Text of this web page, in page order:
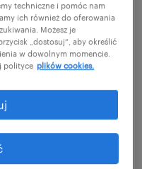
zawodową z MAN
będziesz mieć
z
techniczne i pomóc nam
ich również do oferowania
Możesz je
„dostosuj”, aby określić
w dowolnym momencie.
polityce plików cookies.